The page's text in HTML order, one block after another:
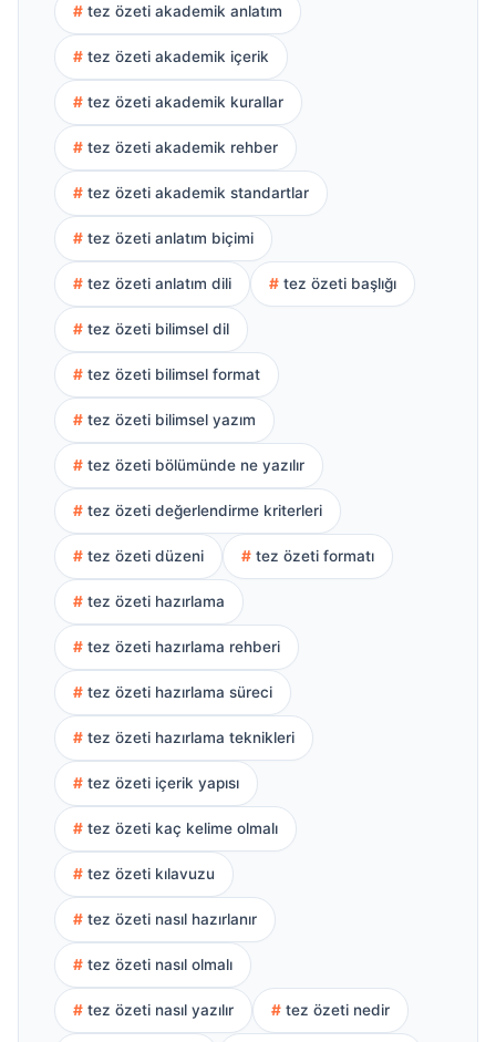
tez özeti akademik anlatım
tez özeti akademik içerik
tez özeti akademik kurallar
tez özeti akademik rehber
tez özeti akademik standartlar
tez özeti anlatım biçimi
tez özeti anlatım dili tez özeti başlığı
tez özeti bilimsel dil
tez özeti bilimsel format
tez özeti bilimsel yazım
tez özeti bölümünde ne yazılır
tez özeti değerlendirme kriterleri
tez özeti düzeni tez özeti formatı
tez özeti hazırlama
tez özeti hazırlama rehberi
tez özeti hazırlama süreci
tez özeti hazırlama teknikleri
tez özeti içerik yapısı
tez özeti kaç kelime olmalı
tez özeti kılavuzu
tez özeti nasıl hazırlanır
tez özeti nasıl olmalı
tez özeti nasıl yazılır tez özeti nedir